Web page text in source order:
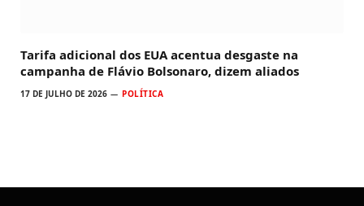
Tarifa adicional dos EUA acentua desgaste na
campanha de Flávio Bolsonaro, dizem aliados
17 DE JULHO DE 2026 POLÍTICA